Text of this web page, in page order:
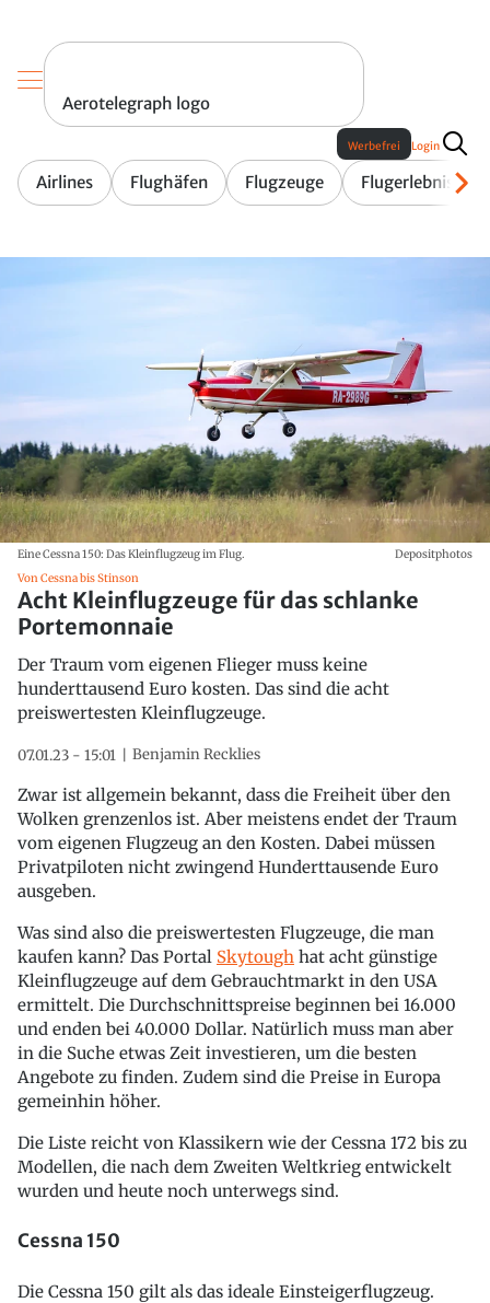
Aerotelegraph logo
Airlines Flughäfen Flugzeuge Flugerlebnis
Werbefrei Login
Eine Cessna 150: Das Kleinflugzeug im Flug.
Depositphotos
Von Cessna bis Stinson
Acht Kleinflugzeuge für das schlanke
Portemonnaie
Der Traum vom eigenen Flieger muss keine
hunderttausend Euro kosten. Das sind die acht
preiswertesten Kleinflugzeuge.
07.01.23 - 15:01 Benjamin Recklies
Zwar ist allgemein bekannt, dass die Freiheit über den
Wolken grenzenlos ist. Aber meistens endet der Traum
vom eigenen Flugzeug an den Kosten. Dabei müssen
Privatpiloten nicht zwingend Hunderttausende Euro
ausgeben.
Was sind also die preiswertesten Flugzeuge, die man
kaufen kann? Das Portal Skytough hat acht günstige
Kleinflugzeuge auf dem Gebrauchtmarkt in den USA
ermittelt. Die Durchschnittspreise beginnen bei 16.000
und enden bei 40.000 Dollar. Natürlich muss man aber
in die Suche etwas Zeit investieren, um die besten
Angebote zu finden. Zudem sind die Preise in Europa
gemeinhin höher.
Die Liste reicht von Klassikern wie der Cessna 172 bis zu
Modellen, die nach dem Zweiten Weltkrieg entwickelt
wurden und heute noch unterwegs sind.
Cessna 150
Die Cessna 150 gilt als das ideale Einsteigerflugzeug.